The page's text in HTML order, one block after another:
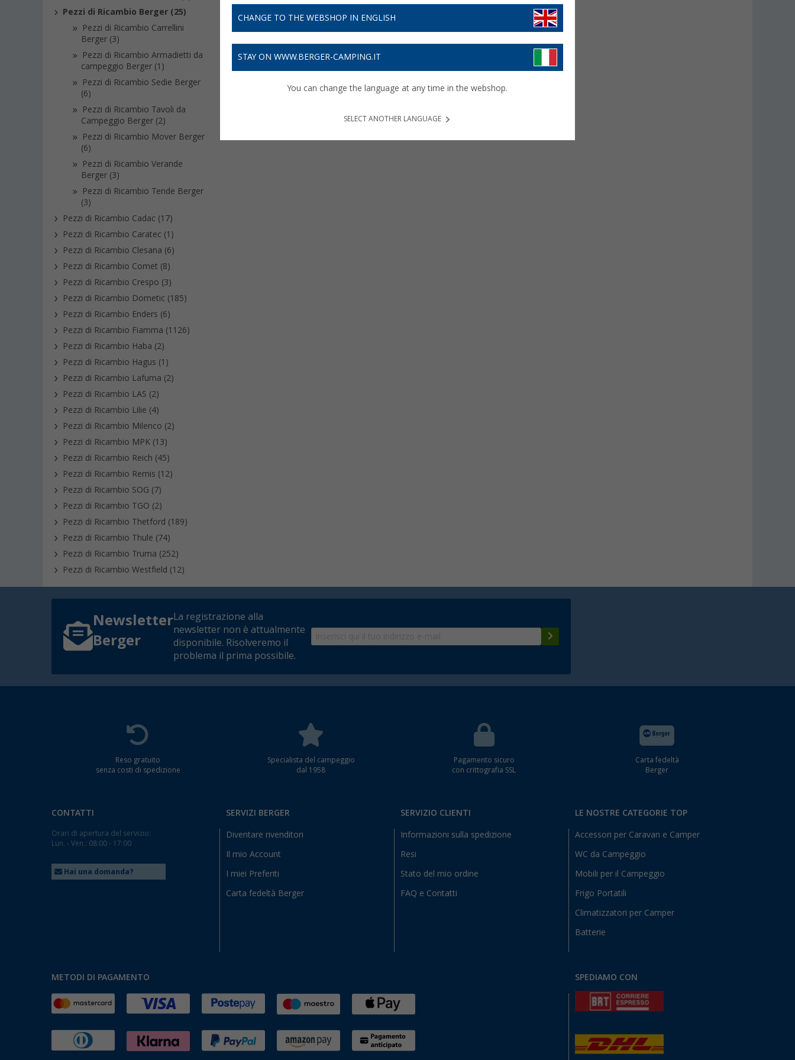
Pezzi di Ricambio Berger (25)
Pezzi di Ricambio Carrellini
Berger (3)
Pezzi di Ricambio Armadietti da
campeggio Berger (1)
Pezzi di Ricambio Sedie Berger
(6)
Pezzi di Ricambio Tavoli da
Campeggio Berger (2)
Pezzi di Ricambio Mover Berger
(6)
Pezzi di Ricambio Verande
Berger (3)
Pezzi di Ricambio Tende Berger
(3)
Pezzi di Ricambio Cadac (17)
Pezzi di Ricambio Caratec (1)
Pezzi di Ricambio Clesana (6)
Pezzi di Ricambio Comet (8)
Pezzi di Ricambio Crespo (3)
Pezzi di Ricambio Dometic (185)
Pezzi di Ricambio Enders (6)
Pezzi di Ricambio Fiamma (1126)
Pezzi di Ricambio Haba (2)
Pezzi di Ricambio Hagus (1)
Pezzi di Ricambio Lafuma (2)
Pezzi di Ricambio LAS (2)
Pezzi di Ricambio Lilie (4)
Pezzi di Ricambio Milenco (2)
Pezzi di Ricambio MPK (13)
Pezzi di Ricambio Reich (45)
Pezzi di Ricambio Remis (12)
Pezzi di Ricambio SOG (7)
Pezzi di Ricambio TGO (2)
Pezzi di Ricambio Thetford (189)
Pezzi di Ricambio Thule (74)
Pezzi di Ricambio Truma (252)
Pezzi di Ricambio Westfield (12)
Newsletter
Berger
La registrazione alla
newsletter non è attualmente
disponibile. Risolveremo il
problema il prima possibile.
Reso gratuito
senza costi di spedizione
Specialista del campeggio
dal 1958
Pagamento sicuro
con crittografia SSL
Carta fedeltà
Berger
CONTATTI
Orari di apertura del servizio:
Lun. - Ven.: 08:00 - 17:00
Hai una domanda?
SERVIZI BERGER
Diventare rivenditori
Il mio Account
I miei Preferiti
Carta fedeltà Berger
SERVIZIO CLIENTI
Informazioni sulla spedizione
Resi
Stato del mio ordine
FAQ e Contatti
LE NOSTRE CATEGORIE TOP
Accessori per Caravan e Camper
WC da Campeggio
Mobili per il Campeggio
Frigo Portatili
Climatizzatori per Camper
Batterie
METODI DI PAGAMENTO SPEDIAMO CON
CHANGE TO THE WEBSHOP IN ENGLISH
STAY ON WWW.BERGER-CAMPING.IT
You can change the language at any time in the webshop.
SELECT ANOTHER LANGUAGE